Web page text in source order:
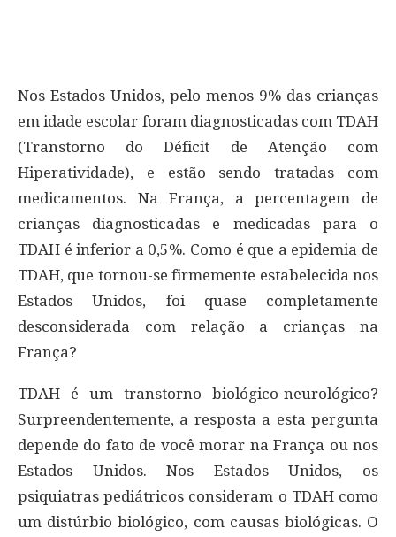
Nos Estados Unidos, pelo menos 9% das crianças
em idade escolar foram diagnosticadas com TDAH
(Transtorno do Déficit de Atenção com
Hiperatividade), e estão sendo tratadas com
medicamentos. Na França, a percentagem de
crianças diagnosticadas e medicadas para o
TDAH é inferior a 0,5%. Como é que a epidemia de
TDAH, que tornou-se firmemente estabelecida nos
Estados Unidos, foi quase completamente
desconsiderada com relação a crianças na
França?
TDAH é um transtorno biológico-neurológico?
Surpreendentemente, a resposta a esta pergunta
depende do fato de você morar na França ou nos
Estados Unidos. Nos Estados Unidos, os
psiquiatras pediátricos consideram o TDAH como
um distúrbio biológico, com causas biológicas. O